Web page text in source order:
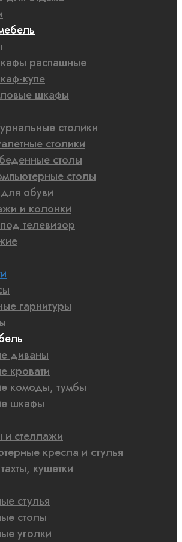
распашные
купе
шкафы
столики
столики
столы
столы
обуви
и колонки
телевизор
гарнитуры
диваны
кровати
комоды, тумбы
шкафы
стеллажи
кресла и стулья
кушетки
стулья
столы
уголки